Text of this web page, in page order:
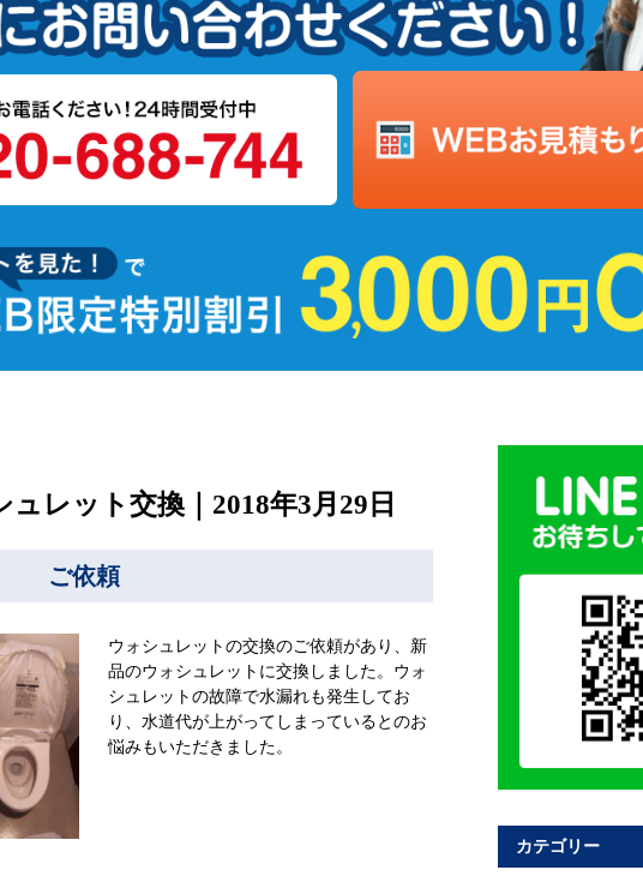
レット交換｜2018年3月29日
ご依頼
ウォシュレットの交換のご依頼があり、新
品のウォシュレットに交換しました。ウォ
シュレットの故障で水漏れも発生してお
り、水道代が上がってしまっているとのお
悩みもいただきました。
カテゴリー